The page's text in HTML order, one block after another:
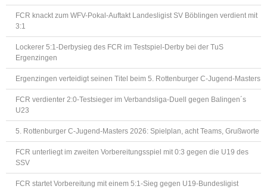
FCR knackt zum WFV-Pokal-Auftakt Landesligist SV Böblingen verdient mit
3:1
Lockerer 5:1-Derbysieg des FCR im Testspiel-Derby bei der TuS
Ergenzingen
Ergenzingen verteidigt seinen Titel beim 5. Rottenburger C-Jugend-Masters
FCR verdienter 2:0-Testsieger im Verbandsliga-Duell gegen Balingen´s
U23
5. Rottenburger C-Jugend-Masters 2026: Spielplan, acht Teams, Grußworte
FCR unterliegt im zweiten Vorbereitungsspiel mit 0:3 gegen die U19 des
SSV
FCR startet Vorbereitung mit einem 5:1-Sieg gegen U19-Bundesligist